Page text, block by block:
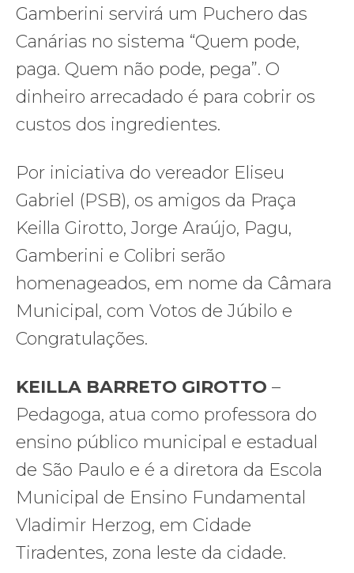
Gamberini servirá um Puchero das
Canárias no sistema “Quem pode,
paga. Quem não pode, pega”. O
dinheiro arrecadado é para cobrir os
custos dos ingredientes.
Por iniciativa do vereador Eliseu
Gabriel (PSB), os amigos da Praça
Keilla Girotto, Jorge Araújo, Pagu,
Gamberini e Colibri serão
homenageados, em nome da Câmara
Municipal, com Votos de Júbilo e
Congratulações.
KEILLA BARRETO GIROTTO –
Pedagoga, atua como professora do
ensino público municipal e estadual
de São Paulo e é a diretora da Escola
Municipal de Ensino Fundamental
Vladimir Herzog, em Cidade
Tiradentes, zona leste da cidade.